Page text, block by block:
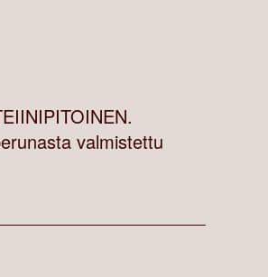
valmistettu